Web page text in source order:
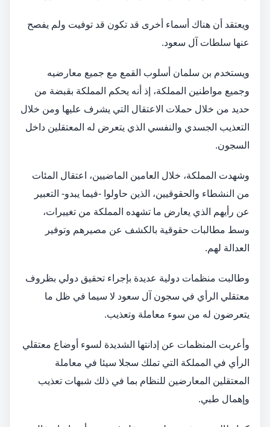
ويعتقد أن هناك أسماء أخرى قد تكون قد توفيت ولم يفصح
عنها سلطات آل سعود.
ويستخدم بن سلمان أسلوب القمع مع جميع معارضيه
وجميع مواطنين المملكة، إذ أنه يحكم المملكة بقبضة من
حديد من خلال حملات الاعتقال التي يشرف عليها ومن خلال
التعذيب الجسدي والنفسي الذي يتعرض له المعتقلين داخل
السجون.
وشهدت المملكة، خلال العامين الماضيين، اعتقال المئات
من النشطاء والحقوقيين، الذين حاولوا -فيما يبدو- التعبير
عن رأيهم الذي يعارض ما تشهده المملكة من تغييرات،
وسط مطالبات حقوقية بالكشف عن مصيرهم وتوفير
العدالة لهم.
وطالبت منظمات دولية عديدة بإجراء تحقيق دولي بظروف
معتقلي الرأي في سجون آل سعود لا سيما في ظل ما
يتعرضون له من سوء معاملة وتعذيب.
وأعربت المنظمات عن إدانتها الشديدة لسوء أوضاع معتقلي
الرأي في المملكة التي تملك سجلا سيئا في معاملة
المعتقلين المعارضين للنظام بما في ذلك شبهات تعذيب
وإهمال طبي.